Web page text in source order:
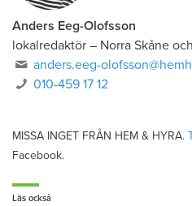
Anders Eeg-Olofsson
lokalredaktör – Norra Skåne
anders.eeg-
010-459 17 12
MISSA INGET FRÅN HEM & HYRA.
Facebook.
Läs också